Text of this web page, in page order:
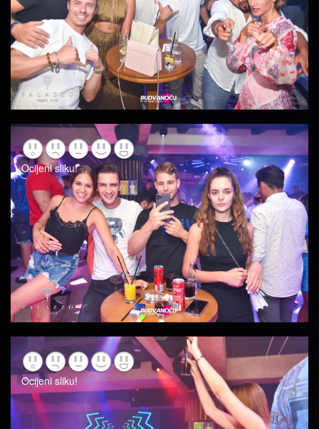
Ocijeni sliku!
Ocijeni sliku!